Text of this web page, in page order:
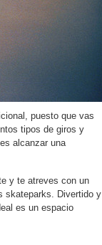
puesto que vas
tipos de giros y
alcanzar una
y te atreves con un
skateparks. Divertido y
es un espacio